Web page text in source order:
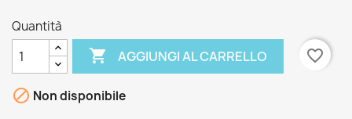
Quantità
 AGGIUNGI AL CARRELLO favorite_border
 Non disponibile